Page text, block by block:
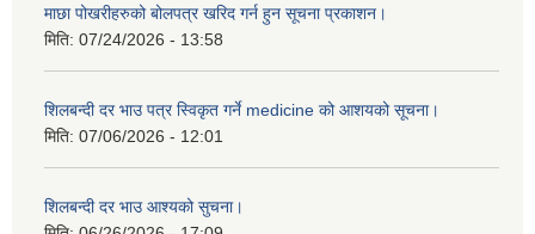
माछा पोखरीहरुको बोलपत्र खरिद गर्न हुन सूचना प्रकाशन।
मिति: 07/24/2026 - 13:58
शिलबन्दी दर भाउ पत्र स्विकृत गर्ने medicine को आशयको सूचना।
मिति: 07/06/2026 - 12:01
शिलबन्दी दर भाउ आश्यको सुचना।